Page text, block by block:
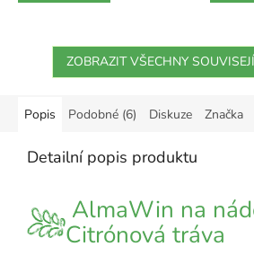
ZOBRAZIT VŠECHNY
Popis Podobné (6) Diskuze Značka
Detailní popis produktu
AlmaWin na
Citrónová tráva